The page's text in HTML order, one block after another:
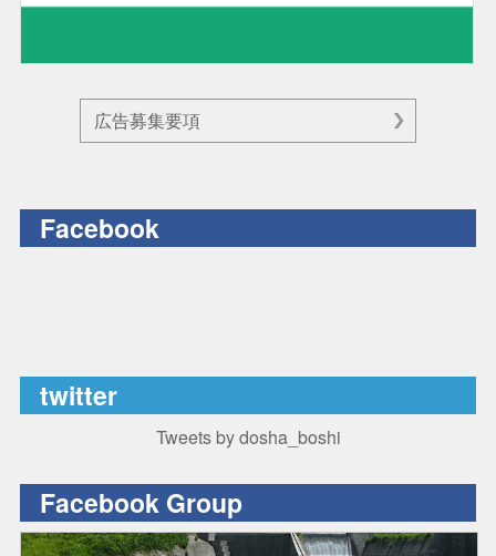
広告募集要項
Facebook
twitter
Tweets by dosha_boshi
Facebook Group